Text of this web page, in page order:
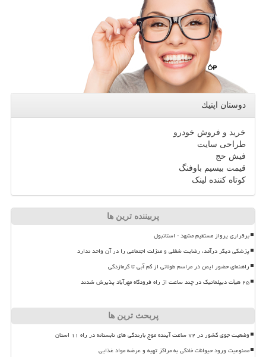
دوستان اپتیك
خرید و فروش خودرو
طراحی سایت
فیش حج
قیمت بیسیم باوفنگ
کوتاه کننده لینک
پربیننده ترین ها
برقراری پرواز مستقیم مشهد - استانبول
پزشکی دیگر درآمد، رضایت شغلی و منزلت اجتماعی را در آن واحد ندارد
راهنمای حضور ایمن در مراسم طولانی از کم آبی تا گرمازدگی
۲۵ هیأت دیپلماتیک در چند ساعت از راه فرودگاه مهرآباد پذیرش شدند
پربحث ترین ها
وضعیت جوی کشور در ۷۲ ساعت آینده موج بارندگی های تابستانه در راه ۱۱ استان
ممنوعیت ورود حیوانات خانگی به مراکز تهیه و عرضه مواد غذایی